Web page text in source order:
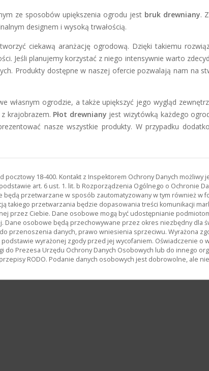
ze sposobów upiększenia ogrodu jest bruk drewniany.
designem i wysoką trwałością.
ciekawą aranżację ogrodową. Dzięki takiemu
Jeśli planujemy korzystać z niego intensywnie warto
Produkty dostępne w naszej ofercie pozwalają nam na
własnym ogrodzie, a także upiększyć jego wygląd
krajobrazem. Płot drewniany jest wizytówką każdego
nasze wszystkie produkty. W przypadku
18-400. Kontakt z Inspektorem Ochrony Danych
art. 6 ust. 1. lit. b Rozporządzenia Ogólnego o Ochronie
przetwarzane w sposób zautomatyzowany w tym również w
takiego przetwarzania będzie dopasowania treści komunikacji
przez Ciebie. Dane osobowe mogą być udostępnianie
osobowe będą przechowywane przez okres niezbędny dla
danych, prawo wniesienia sprzeciwu. Wyrażona
wyrażonej zgody przed jej wycofaniem. Oświadczenie o
do Prezesa Urzędu Ochrony Danych Osobowych lub do innego
RODO. Podanie danych osobowych jest dobrowolne, ale